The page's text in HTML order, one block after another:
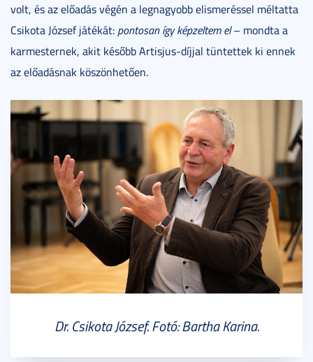
volt, és az előadás végén a legnagyobb elismeréssel méltatta
Csikota József játékát: pontosan így képzeltem el– mondta a
karmesternek, akit később Artisjus-díjjal tüntettek ki ennek
az előadásnak köszönhetően.
Dr. Csikota József. Fotó: Bartha Karina.